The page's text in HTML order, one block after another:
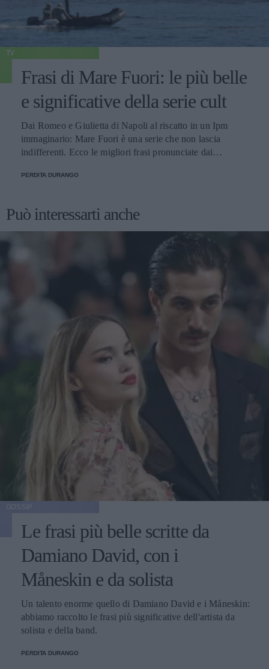
TV
Frasi di Mare Fuori: le più belle
e significative della serie cult
Dai Romeo e Giulietta di Napoli al riscatto in un Ipm
immaginario: Mare Fuori è una serie che non lascia
indifferenti. Ecco le migliori frasi pronunciate dai
PERDITA DURANGO
Può interessarti anche
Le frasi più belle scritte da
Damiano David, con i
Måneskin e da solista
Un talento enorme quello di Damiano David e i Måneskin:
abbiamo raccolto le frasi più significative dell'artista da
solista e della band.
PERDITA DURANGO